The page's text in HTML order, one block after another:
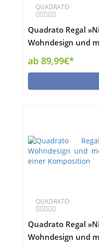
QUADRATO
Quadrato Regal
Wohndesign und
in einer Komposition
ab 89,99€*
QUADRATO
Quadrato Regal
Wohndesign und